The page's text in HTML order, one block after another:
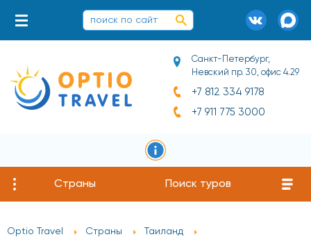
Санкт-Петербург,
Невский пр. 30, офис 4.29
+7 812 334 9178
+7 911 775 3000
Страны Поиск туров
Optio Travel Страны Таиланд